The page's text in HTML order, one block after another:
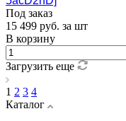
Под заказ
15 499 руб. за шт
В корзину
Загрузить еще
1 2 3 4
Каталог